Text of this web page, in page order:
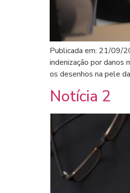
Publicada em: 21/09/
indenização por danos
os desenhos na pele
Notícia 2